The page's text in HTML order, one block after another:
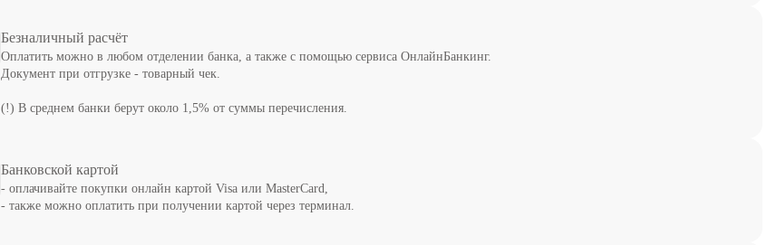
Безналичный расчёт
Оплатить можно в любом отделении банка, а также с помощью сервиса ОнлайнБанкинг.
Документ при отгрузке - товарный чек.
(!) В среднем банки берут около 1,5% от суммы перечисления.
Банковской картой
- оплачивайте покупки онлайн картой Visa или MasterCard,
- также можно оплатить при получении картой через терминал.